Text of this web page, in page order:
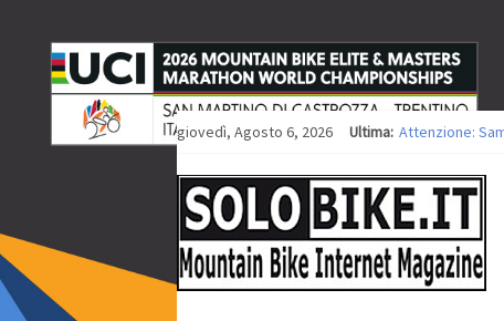
giovedì, Agosto 6, 2026 Ultima: Attenzione:
Europei XCO:
35ª Marathon
Europei MTB: